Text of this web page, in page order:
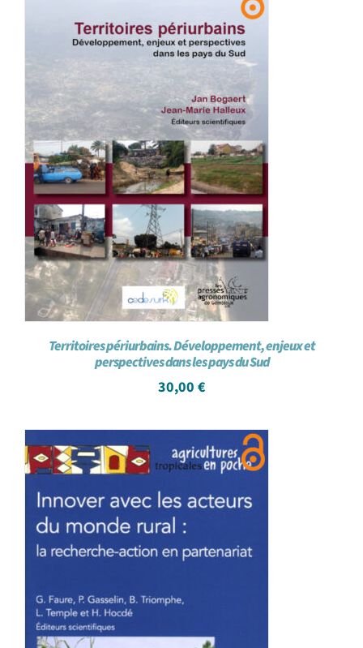
Achat en ligne
Panier WooCommerce
Territoires périurbains. Développement, enjeux et
perspectives dans les pays du Sud
30,00 €